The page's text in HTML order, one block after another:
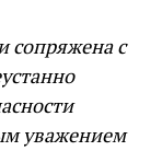
сопряжена с
уважением